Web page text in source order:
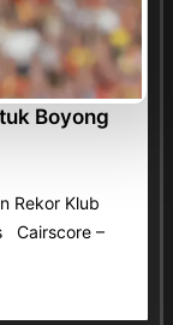
Boyong
Rekor Klub
Cairscore –